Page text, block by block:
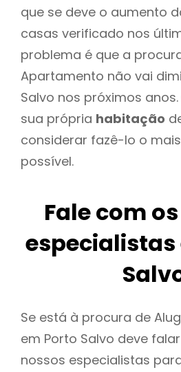
que se deve o aumento
casas verificado nos
problema é que a
Apartamento não vai
Salvo nos próximos
sua própria habitação
considerar fazê-lo o
possível.
Fale com
especialistas
Se está à procura de
em Porto Salvo deve
nossos especialistas